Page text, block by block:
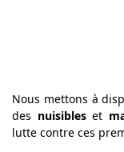
Nous mettons à
des nuisibleset
lutte contre ces